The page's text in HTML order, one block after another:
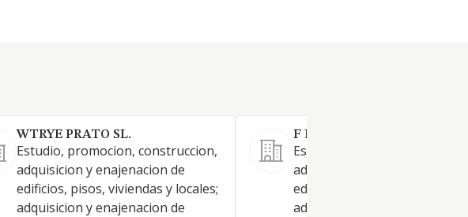
WTRYE PRATO SL.
Estudio, promocion, construccion,
adquisicion y enajenacion de
edificios, pisos, viviendas y locales;
adquisicion y enajenacion de
F D PAJMAR S L.
Estudio, promocion,
adquisicion y enajenacion de
edificios, pisos, viviendas y
adquisicion y enajenacion de